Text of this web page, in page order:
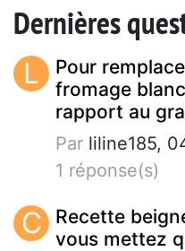
Dernières
L
Pour
fromage
rapport au
Par liline185,
1 réponse(s)
C
Recette
vous mettez